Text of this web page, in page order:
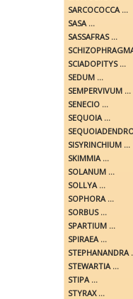
SARCOCOCCA ...
SASA ...
SASSAFRAS ...
SCIADOPITYS ...
SEDUM ...
SEMPERVIVUM ...
SENECIO ...
SEQUOIA ...
SISYRINCHIUM ...
SKIMMIA ...
SOLANUM ...
SOLLYA ...
SOPHORA ...
SORBUS ...
SPARTIUM ...
SPIRAEA ...
STEPHANANDRA
STEWARTIA ...
STIPA ...
STYRAX ...